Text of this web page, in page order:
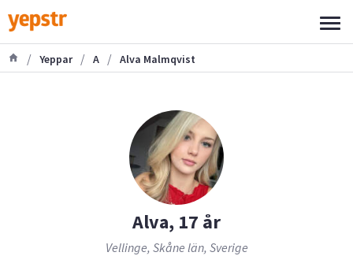
/ Yeppar / A / Alva Malmqvist
Alva, 17 år
Vellinge, Skåne län, Sverige